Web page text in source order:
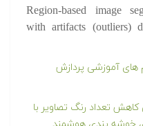
Region-based image
with artifacts (outliers)
های آموزشی پردازش
تعداد رنگ تصاویر با